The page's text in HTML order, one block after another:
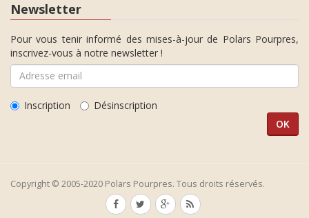
Newsletter
Pour vous tenir informé des mises-à-jour de Polars Pourpres,
inscrivez-vous à notre newsletter !
Inscription Désinscription
Copyright © 2005-2020 Polars Pourpres. Tous droits réservés.